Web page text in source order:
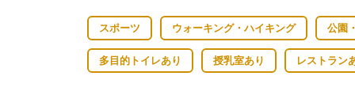
スポーツ ウォーキング・ハイキング 公園
多目的トイレあり 授乳室あり レストラン